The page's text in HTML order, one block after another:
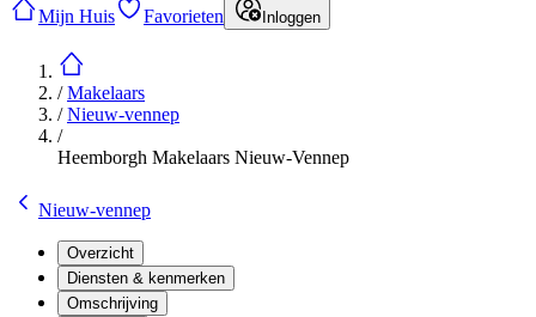
Mijn Huis Favorieten Inloggen
/Makelaars
/Nieuw-vennep
/
Heemborgh Makelaars Nieuw-Vennep
Nieuw-vennep
Overzicht
Diensten & kenmerken
Omschrijving